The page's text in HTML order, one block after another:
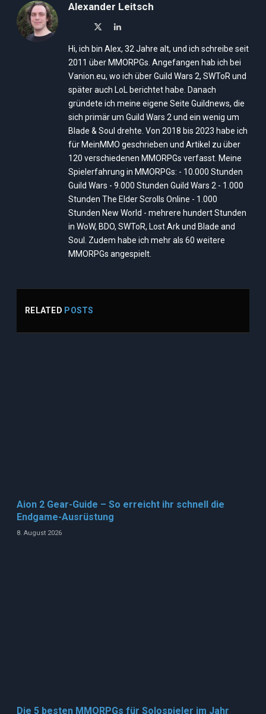
Alexander Leitsch
LinkedIn
Hi, ich bin Alex, 32 Jahre alt, und ich schreibe seit
2011 über MMORPGs. Angefangen hab ich bei
Vanion.eu, wo ich über Guild Wars 2, SWToR und
später auch LoL berichtet habe. Danach
gründete ich meine eigene Seite Guildnews, die
sich primär um Guild Wars 2 und ein wenig um
Blade & Soul drehte. Von 2018 bis 2023 habe ich
für MeinMMO geschrieben und Artikel zu über
120 verschiedenen MMORPGs verfasst. Meine
Spielerfahrung in MMORPGs: - 10.000 Stunden
Guild Wars - 9.000 Stunden Guild Wars 2 - 1.000
Stunden The Elder Scrolls Online - 1.000
Stunden New World - mehrere hundert Stunden
in WoW, BDO, SWToR, Lost Ark und Blade and
Soul. Zudem habe ich mehr als 60 weitere
MMORPGs angespielt.
RELATED POSTS
Aion 2 Gear-Guide – So erreicht ihr schnell die
Endgame-Ausrüstung
8. August 2026
Die 5 besten MMORPGs für Solospieler im Jahr